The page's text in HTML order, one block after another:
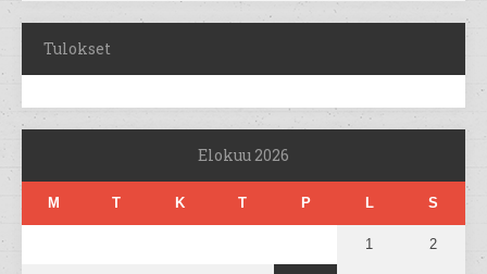
Tulokset
Elokuu 2026
M T K T P L S
1 2